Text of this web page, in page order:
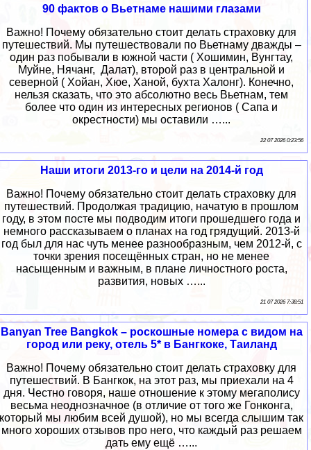
90 фактов о Вьетнаме нашими глазами
Важно! Почему обязательно стоит делать страховку для
путешествий. Мы путешествовали по Вьетнаму дважды –
один раз побывали в южной части ( Хошимин, Вунгтау,
Муйне, Нячанг, Далат), второй раз в центральной и
северной ( Хойан, Хюе, Ханой, бухта Халонг). Конечно,
нельзя сказать, что это абсолютно весь Вьетнам, тем
более что один из интересных регионов ( Сапа и
окрестности) мы оставили …...
22 07 2026 0:23:56
Наши итоги 2013-го и цели на 2014-й год
Важно! Почему обязательно стоит делать страховку для
путешествий. Продолжая традицию, начатую в прошлом
году, в этом посте мы подводим итоги прошедшего года и
немного рассказываем о планах на год грядущий. 2013-й
год был для нас чуть менее разнообразным, чем 2012-й, с
точки зрения посещённых стран, но не менее
насыщенным и важным, в плане личностного роста,
развития, новых …...
21 07 2026 7:38:51
Banyan Tree Bangkok – роскошные номера с видом на
город или реку, отель 5* в Бангкоке, Таиланд
Важно! Почему обязательно стоит делать страховку для
путешествий. В Бангкок, на этот раз, мы приехали на 4
дня. Честно говоря, наше отношение к этому мегаполису
весьма неоднозначное (в отличие от того же Гонконга,
который мы любим всей душой), но мы всегда слышим так
много хороших отзывов про него, что каждый раз решаем
дать ему ещё …...